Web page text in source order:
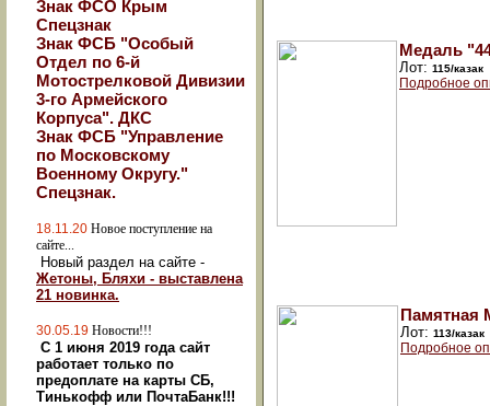
Знак ФСО Крым
Спецзнак
Знак ФСБ "Особый
Отдел по 6-й
Мотострелковой Дивизии
3-го Армейского
Корпуса". ДКС
Знак ФСБ "Управление
по Московскому
Военному Округу."
Спецзнак.
18.11.20 Новое поступление на
сайте...
Новый раздел на сайте -
Жетоны, Бляхи - выставлена
21 новинка.
30.05.19 Новости!!!
С 1 июня 2019 года сайт
работает только по
предоплате на карты СБ,
Тинькофф или ПочтаБанк!!!
Медаль
Лот: 115/казак
Подробное
Памятная
Лот: 113/казак
Подробное